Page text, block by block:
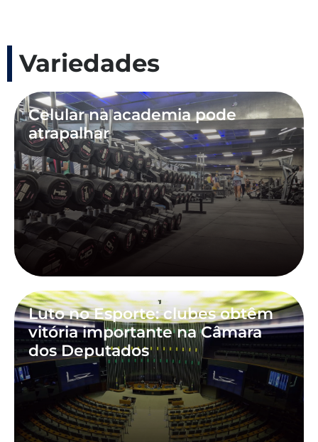
Variedades
Celular na academia pode
atrapalhar
Luto no Esporte: clubes obtêm
vitória importante na Câmara
dos Deputados